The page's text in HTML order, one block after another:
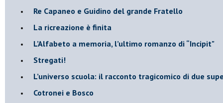
Re Capaneo e Guidino del grande Fratello
La ricreazione è finita
​L’Alfabeto a memoria, l’ultimo romanzo di “Incipit"
​Stregati!
L’universo scuola: il racconto tragicomico di due
Cotronei e Bosco